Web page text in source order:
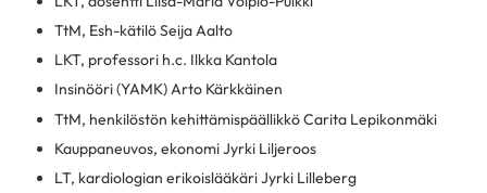
TtM, Esh-kätilö Seija Aalto
LKT, professori h.c. Ilkka Kantola
Insinööri (YAMK) Arto Kärkkäinen
TtM, henkilöstön kehittämispäällikkö Carita Lepikonmäki
Kauppaneuvos, ekonomi Jyrki Liljeroos
LT, kardiologian erikoislääkäri Jyrki Lilleberg